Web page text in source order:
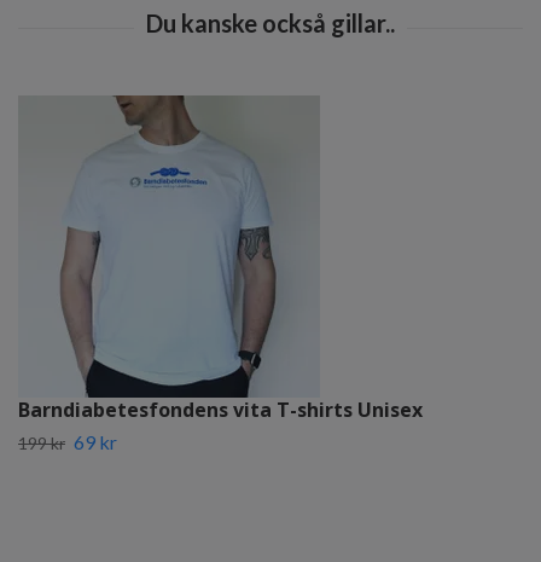
Barndiabetesfondens vita T-shirts Unisex
199 kr 69 kr